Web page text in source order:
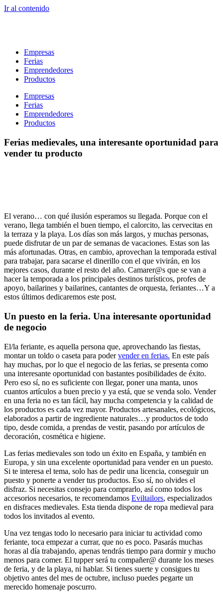
Ir al contenido
Empresas
Ferias
Emprendedores
Productos
Empresas
Ferias
Emprendedores
Productos
Ferias medievales, una interesante oportunidad para
vender tu producto
El verano… con qué ilusión esperamos su llegada. Porque con el
verano, llega también el buen tiempo, el calorcito, las cervecitas en
la terraza y la playa. Los días son más largos, y muchas personas,
puede disfrutar de un par de semanas de vacaciones. Estas son las
más afortunadas. Otras, en cambio, aprovechan la temporada estival
para trabajar, para sacarse el dinerillo con el que vivirán, en los
mejores casos, durante el resto del año. Camarer@s que se van a
hacer la temporada a los principales destinos turísticos, profes de
apoyo, bailarines y bailarines, cantantes de orquesta, feriantes…Y a
estos últimos dedicaremos este post.
Un puesto en la feria. Una interesante oportunidad
de negocio
El/la feriante, es aquella persona que, aprovechando las fiestas,
montar un toldo o caseta para podervender en ferias. En este país
hay muchas, por lo que el negocio de las ferias, se presenta como
una interesante oportunidad con bastantes posibilidades de éxito.
Pero eso sí, no es suficiente con llegar, poner una manta, unos
cuantos artículos a buen precio y ya está, que se venda solo. Vender
en una feria no es tan fácil, hay mucha competencia y la calidad de
los productos es cada vez mayor. Productos artesanales, ecológicos,
elaborados a partir de ingrediente naturales…y productos de todo
tipo, desde comida, a prendas de vestir, pasando por artículos de
decoración, cosmética e higiene.
Las ferias medievales son todo un éxito en España, y también en
Europa, y sin una excelente oportunidad para vender en un puesto.
Si te interesa el tema, solo has de pedir una licencia, conseguir un
puesto y ponerte a vender tus productos. Eso sí, no olvides el
disfraz. Si necesitas consejo para comprarlo, así como todos los
accesorios necesarios, te recomendamos Eviltailors, especializados
en disfraces medievales. Esta tienda dispone de ropa medieval para
todos los invitados al evento.
Una vez tengas todo lo necesario para iniciar tu actividad como
feriante, toca empezar a currar, que no es poco. Pasarás muchas
horas al día trabajando, apenas tendrás tiempo para dormir y mucho
menos para comer. El tupper será tu compañer@ durante los meses
de feria, y de la playa, ni hablar. Si tienes suerte y consigues tu
objetivo antes del mes de octubre, incluso puedes pegarte un
merecido homenaje poscurro.